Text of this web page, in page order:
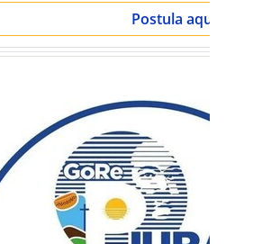
Postula aquí